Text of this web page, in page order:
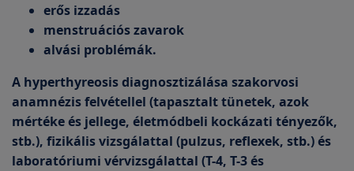
erős izzadás
menstruációs zavarok
alvási problémák.
A hyperthyreosis diagnosztizálása szakorvosi
anamnézis felvétellel (tapasztalt tünetek, azok
mértéke és jellege, életmódbeli kockázati tényezők,
stb.), fizikális vizsgálattal (pulzus, reflexek, stb.) és
laboratóriumi vérvizsgálattal (T-4, T-3 és